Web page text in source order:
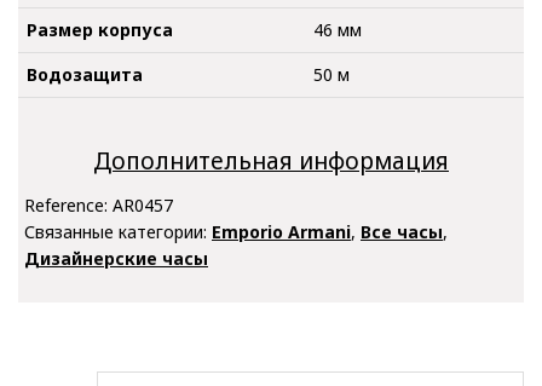
Размер корпуса
46 мм
Водозащита
50 м
Дополнительная информация
Reference: AR0457
Связанные категории: Emporio Armani, Все часы,
Дизайнерские часы